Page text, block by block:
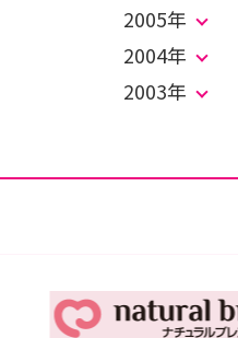
2005年
2004年
2003年